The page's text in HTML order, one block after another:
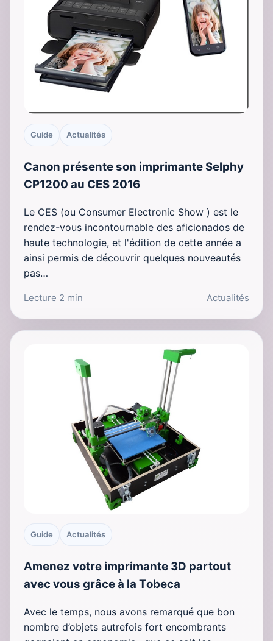
Guide Actualités
Canon présente son imprimante Selphy
CP1200 au CES 2016
Le CES (ou Consumer Electronic Show ) est le
rendez-vous incontournable des aficionados de
haute technologie, et l'édition de cette année a
ainsi permis de découvrir quelques nouveautés
pas…
Lecture 2 min Actualités
Guide Actualités
Amenez votre imprimante 3D partout
avec vous grâce à la Tobeca
Avec le temps, nous avons remarqué que bon
nombre d’objets autrefois fort encombrants